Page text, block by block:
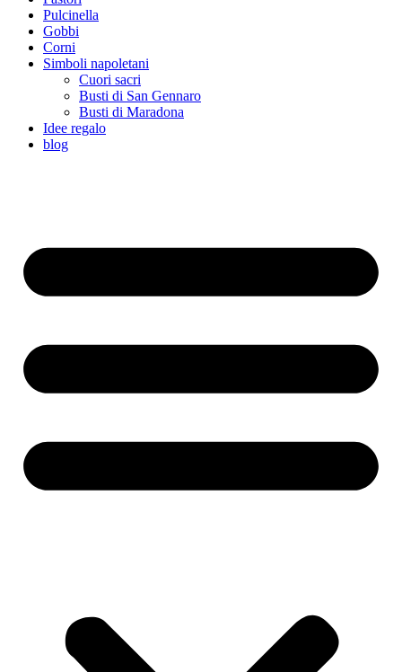
Pulcinella
Gobbi
Corni
Simboli napoletani
Cuori sacri
Busti di San Gennaro
Busti di Maradona
Idee regalo
blog